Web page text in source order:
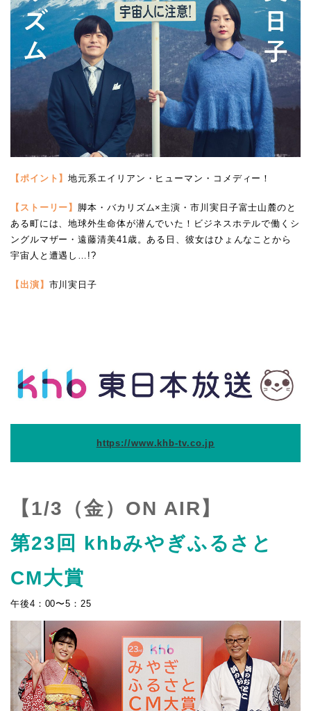
【ポイント】地元系エイリアン・ヒューマン・コメディー！
【ストーリー】
脚本・バカリズム×主演・市川実日子富士山麓のと
ある町には、地球外生命体が潜んでいた！ビジネスホテルで働くシ
ングルマザー・遠藤清美41歳。ある日、彼女はひょんなことから
宇宙人と遭遇し…!?
【出演】 市川実日子
https://www.khb-tv.co.jp
【1/3（金）ON AIR】
第23回 khbみやぎふるさと
CM大賞
午後4：00〜5：25